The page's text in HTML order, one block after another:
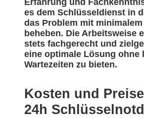
Erfahrung und
es dem Schlüsseldienst in
das Problem mit
beheben. Die Arbeitsweise
stets fachgerecht und
eine optimale Lösung ohne
Wartezeiten zu bieten.
Kosten und
24h